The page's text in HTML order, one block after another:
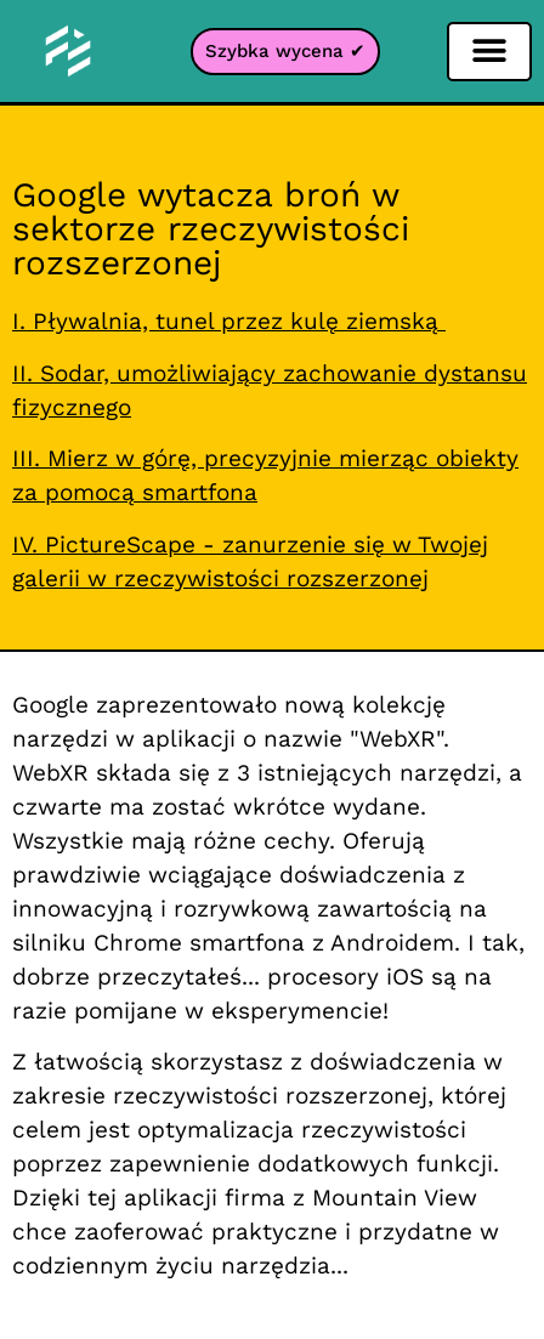
Szybka wycena ✔
Google wytacza broń w
sektorze rzeczywistości
rozszerzonej
I. Pływalnia, tunel przez kulę ziemską
II. Sodar, umożliwiający zachowanie dystansu
fizycznego
III. Mierz w górę, precyzyjnie mierząc obiekty
za pomocą smartfona
IV. PictureScape - zanurzenie się w Twojej
galerii w rzeczywistości rozszerzonej
Google zaprezentowało nową kolekcję
narzędzi w aplikacji o nazwie "WebXR".
WebXR składa się z 3 istniejących narzędzi, a
czwarte ma zostać wkrótce wydane.
Wszystkie mają różne cechy. Oferują
prawdziwie wciągające doświadczenia z
innowacyjną i rozrywkową zawartością na
silniku Chrome smartfona z Androidem. I tak,
dobrze przeczytałeś... procesory iOS są na
razie pomijane w eksperymencie!
Z łatwością skorzystasz z doświadczenia w
zakresie rzeczywistości rozszerzonej, której
celem jest optymalizacja rzeczywistości
poprzez zapewnienie dodatkowych funkcji.
Dzięki tej aplikacji firma z Mountain View
chce zaoferować praktyczne i przydatne w
codziennym życiu narzędzia...